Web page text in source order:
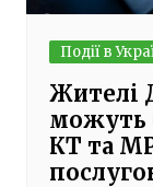
Події в
Жителі
можуть
КТ та